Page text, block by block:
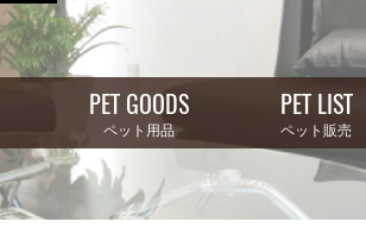
PET GOODS
ペット用品
PET LIST
ペット販売